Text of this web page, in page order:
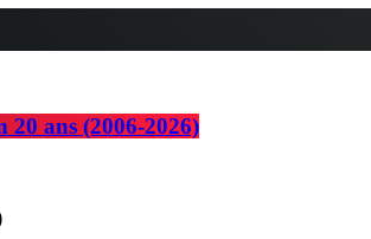
ans (2006-2026)